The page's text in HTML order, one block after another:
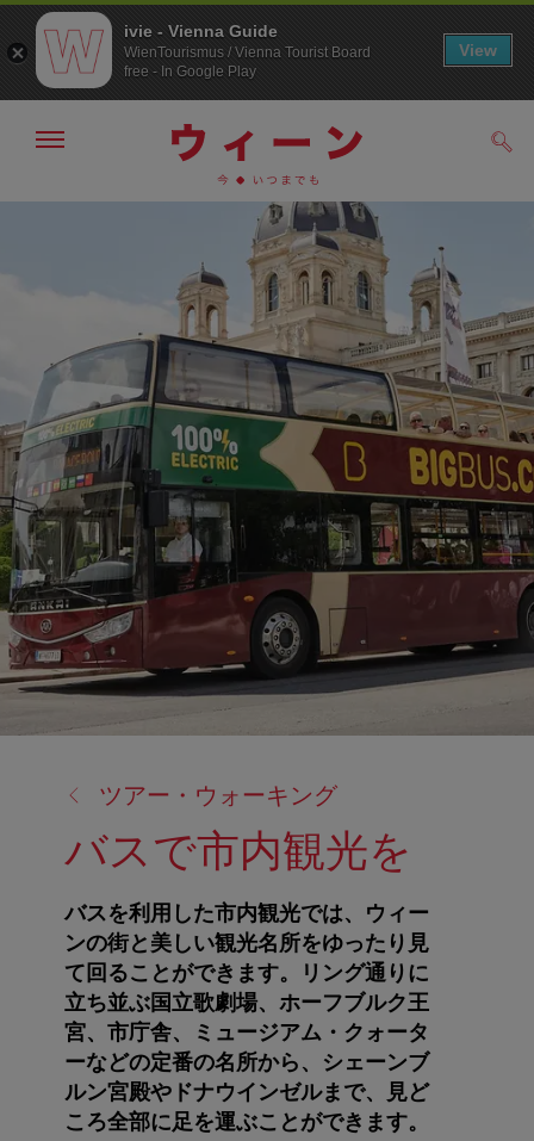
へ
メ
ツアー・ウォーキング
バスで市内観光を
バスを利用した市内観光では、ウィー
ンの街と美しい観光名所をゆったり見
て回ることができます。リング通りに
立ち並ぶ国立歌劇場、ホーフブルク王
宮、市庁舎、ミュージアム・クォータ
ーなどの定番の名所から、シェーンブ
ルン宮殿やドナウインゼルまで、見ど
ころ全部に足を運ぶことができます。
ivie - Vienna Guide
WienTourismus / Vienna Tourist Board
free - In Google Play
View